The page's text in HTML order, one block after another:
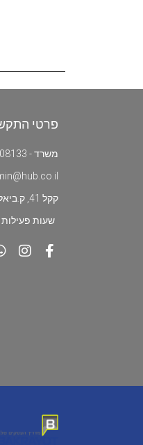
פרטי
משרד - 077-7008133
קקל 41, ק.ביאליק
שעות פעילות : א'-ה'